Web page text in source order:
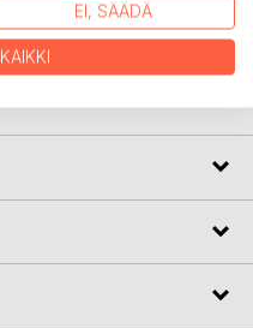
eli viimeisiä kommunismin
kirjoitettu aikoina, jolloin
EI, SÄÄDÄ